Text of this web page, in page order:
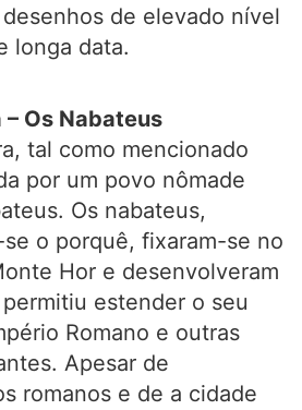
de elevado nível
longa data.
Os Nabateus
tal como mencionado
por um povo nômade
Os nabateus,
o porquê, fixaram-se no
Hor e desenvolveram
estender o seu
Romano e outras
Apesar de
romanos e de a cidade